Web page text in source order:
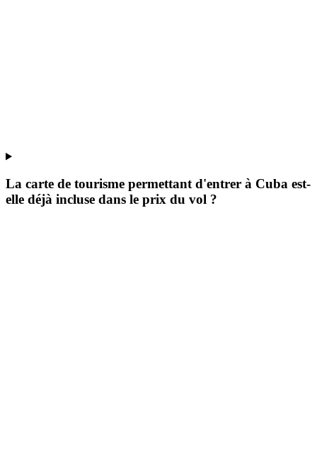
La carte de tourisme permettant d'entrer à Cuba est-
elle déjà incluse dans le prix du vol ?